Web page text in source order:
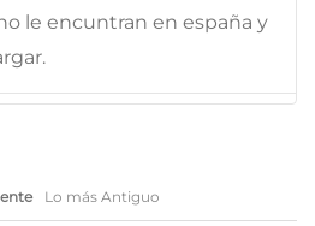
le encuntran en españa y
Lo más Antiguo